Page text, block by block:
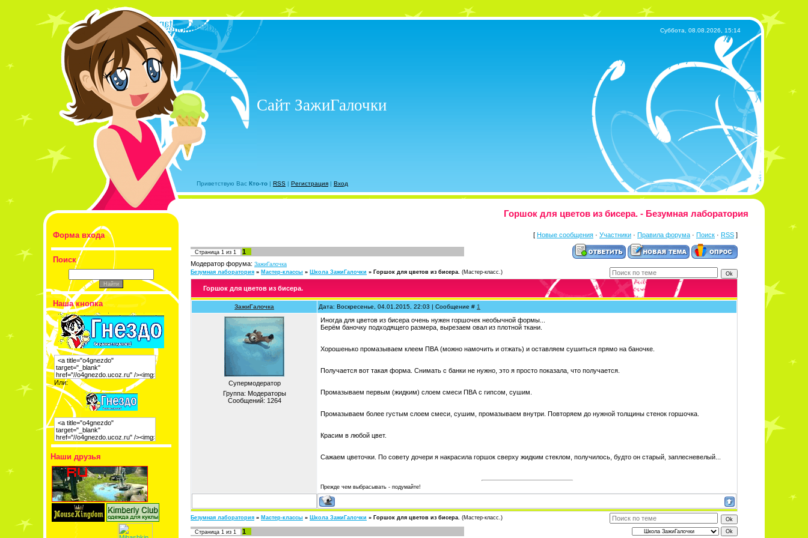
Суббота, 08.08.2026, 15:14
Сайт ЗажиГалочки
Приветствую Вас Кто-то | RSS | Регистрация | Вход
Горшок для цветов из бисера. - Безумная лаборатория
Форма входа
Поиск
Наша кнопка
Или:
Наши друзья
[ Новые сообщения · Участники · Правила форума · Поиск · RSS ]
Страница 1 из 1
1
Модератор форума: ЗажиГалочка
Безумная лаборатория » Мастер-классы » Школа ЗажиГалочки » Горшок для цветов из бисера. (Мастер-класс.)
Горшок для цветов из бисера.
ЗажиГалочка Дата: Воскресенье, 04.01.2015, 22:03 | Сообщение # 1
Супермодератор
Группа: Модераторы
Сообщений: 1264
Иногда для цветов из бисера очень нужен горшочек необычной формы...
Берём баночку подходящего размера, вырезаем овал из плотной ткани.
Хорошенько промазываем клеем ПВА (можно намочить и отжать) и оставляем сушиться прямо на баночке.
Получается вот такая форма. Снимать с банки не нужно, это я просто показала, что получается.
Промазываем первым (жидким) слоем смеси ПВА с гипсом, сушим.
Промазываем более густым слоем смеси, сушим, промазываем внутри. Повторяем до нужной толщины стенок горшочка.
Красим в любой цвет.
Сажаем цветочки. По совету дочери я накрасила горшок сверху жидким стеклом, получилось, будто он старый, заплесневелый...
Прежде чем выбрасывать - подумайте!
Безумная лаборатория » Мастер-классы » Школа ЗажиГалочки » Горшок для цветов из бисера. (Мастер-класс.)
Страница 1 из 1 1